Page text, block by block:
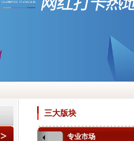
三大版块
专业市场